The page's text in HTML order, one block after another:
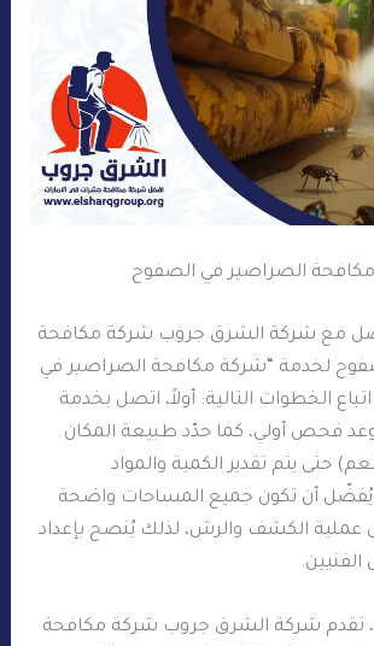
الصراصير في الصفوح
مع شركة الشرق جروب شركة مكافحة
لخدمة “شركة مكافحة الصراصير في
الخطوات التالية: أولاً، اتصل بخدمة
فحص أولي، كما حدّد طبيعة المكان
حتى يتم تقدير الكمية والمواد
يُفضّل أن تكون جميع المساحات واضحة
عملية الكشف والرش، لذلك يُنصح بإعداد
تقدم شركة الشرق جروب شركة مكافحة